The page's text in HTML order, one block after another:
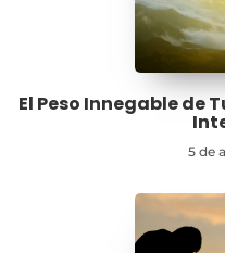
El Peso Innegable de
5 de